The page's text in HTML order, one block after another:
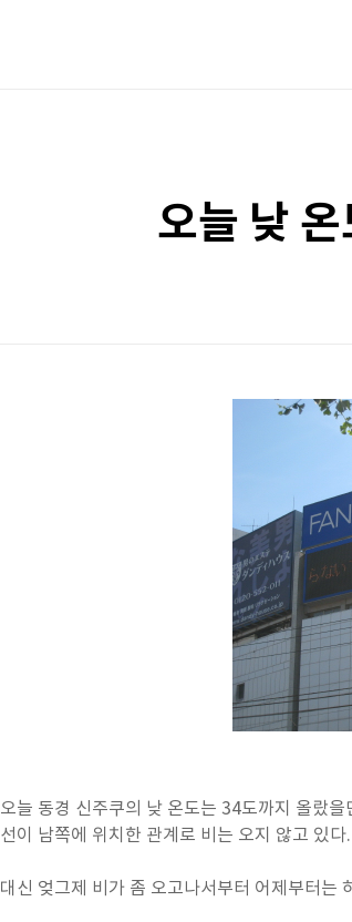
오늘 낮
오늘 동경 신주쿠의 낮 온도는 34도까지 올랐
선이 남쪽에 위치한 관계로 비는 오지 않고 있다.
대신 엊그제 비가 좀 오고나서부터 어제부터는